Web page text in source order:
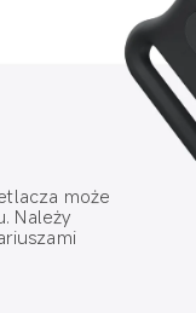
może
Należy